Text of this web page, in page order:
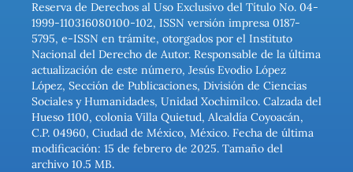
Reserva de Derechos al Uso Exclusivo del Título No. 04-
1999-110316080100-102, ISSN versión impresa 0187-
5795, e-ISSN en trámite, otorgados por el Instituto
Nacional del Derecho de Autor. Responsable de la última
actualización de este número, Jesús Evodio López
López, Sección de Publicaciones, División de Ciencias
Sociales y Humanidades, Unidad Xochimilco. Calzada del
Hueso 1100, colonia Villa Quietud, Alcaldía Coyoacán,
C.P. 04960, Ciudad de México, México. Fecha de última
modificación: 15 de febrero de 2025. Tamaño del
archivo 10.5 MB.